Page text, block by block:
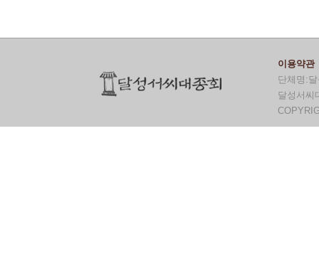
이용약관
단체명:
달성서씨